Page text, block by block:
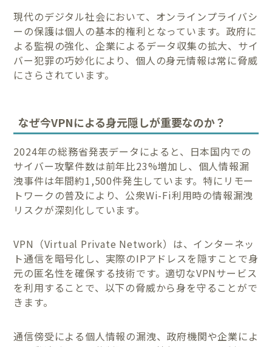
現代のデジタル社会において、オンラインプライバシ
ーの保護は個人の基本的権利となっています。政府に
よる監視の強化、企業によるデータ収集の拡大、サイ
バー犯罪の巧妙化により、個人の身元情報は常に脅威
にさらされています。
なぜ今VPNによる身元隠しが重要なのか？
2024年の総務省発表データによると、日本国内での
サイバー攻撃件数は前年比23%増加し、個人情報漏
洩事件は年間約1,500件発生しています。特にリモー
トワークの普及により、公衆Wi-Fi利用時の情報漏洩
リスクが深刻化しています。
VPN（Virtual Private Network）は、インターネッ
ト通信を暗号化し、実際のIPアドレスを隠すことで身
元の匿名性を確保する技術です。適切なVPNサービス
を利用することで、以下の脅威から身を守ることがで
きます。
通信傍受による個人情報の漏洩、政府機関や企業によ